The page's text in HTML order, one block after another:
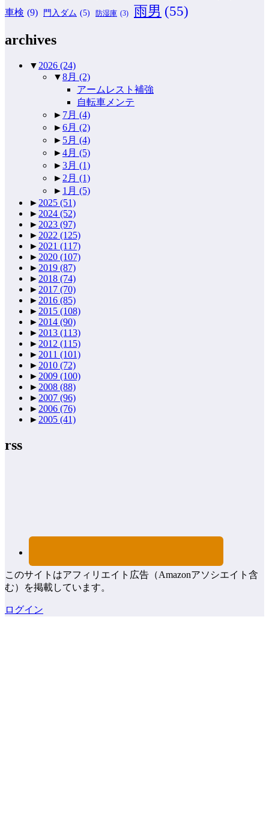
車検 (9) 門入ダム (5) 防湿庫 (3) 雨男 (55)
archives
▼ 2026 (24)
▼8月 (2)
アームレスト補強
自転車メンテ
► 7月 (4)
►6月 (2)
► 5月 (4)
►4月 (5)
►3月 (1)
► 2月 (1)
► 1月 (5)
► 2025 (51)
► 2024 (52)
► 2023 (97)
► 2022 (125)
► 2021 (117)
► 2020 (107)
► 2019 (87)
► 2018 (74)
► 2017 (70)
► 2016 (85)
► 2015 (108)
► 2014 (90)
► 2013 (113)
► 2012 (115)
► 2011 (101)
► 2010 (72)
► 2009 (100)
► 2008 (88)
► 2007 (96)
► 2006 (76)
► 2005 (41)
rss
このサイトはアフィリエイト広告（Amazonアソシエイト含
む）を掲載しています。
ログイン